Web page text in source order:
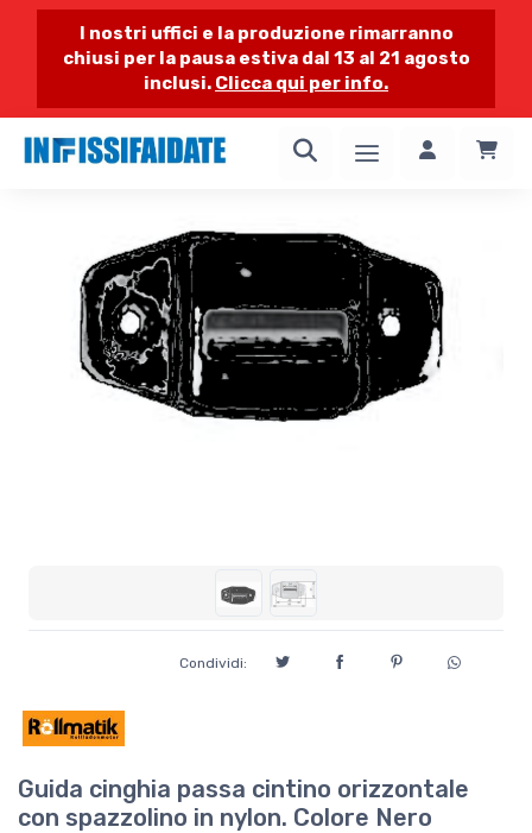
I nostri uffici e la produzione rimarranno
chiusi per la pausa estiva dal 13 al 21 agosto
inclusi. Clicca qui per info.
Condividi:
Guida cinghia passa cintino orizzontale
con spazzolino in nylon. Colore Nero